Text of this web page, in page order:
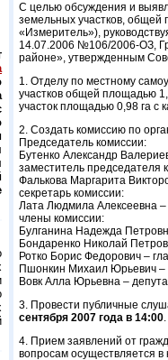
С целью обсуждения и
земельных участков,
«Измеритель»),
14.07.2006 №106/2006-ОЗ,
районе», утвержденным
1. Отделу по местному
участков общей площадью
участок площадью 0,98 га
2. Создать комиссию по
Председатель комиссии:
Бутенко Александр
заместитель председателя
Фалькова Маргарита
секретарь комиссии:
Лата Людмила Алексеевна
члены комиссии:
Булганина Надежда
Бондаренко Николай
Ротко Борис Федорович –
Пшонкин Михаил Юрьевич –
Вовк Алла Юрьевна –
3. Провести публичные
сентября 2007 года в 14:00.
4. Прием заявлений от
вопросам осуществляется